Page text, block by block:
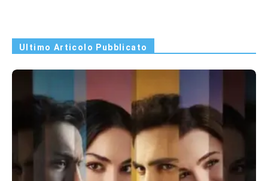
Ultimo Articolo Pubblicato